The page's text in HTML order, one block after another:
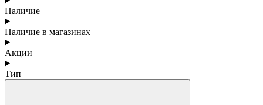
Наличие
Наличие в магазинах
Акции
Тип